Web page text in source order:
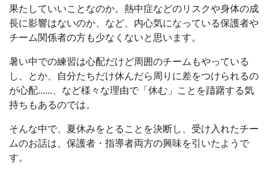
果たしていいことなのか。熱中症などのリスクや身体の成
長に影響はないのか、など、内心気になっている保護者や
チーム関係者の方も少なくないと思います。
暑い中での練習は心配だけど周囲のチームもやっている
し、とか、自分たちだけ休んだら周りに差をつけられるの
が心配......、など様々な理由で「休む」ことを躊躇する気
持ちもあるのでは。
そんな中で、夏休みをとることを決断し、受け入れたチー
ムのお話は、保護者・指導者両方の興味を引いたようで
す。